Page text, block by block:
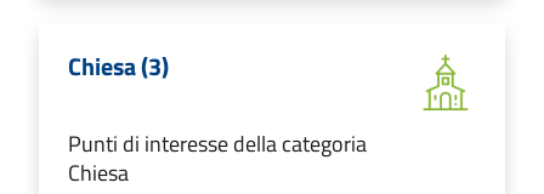
Chiesa (3)
Punti di interesse della categoria
Chiesa